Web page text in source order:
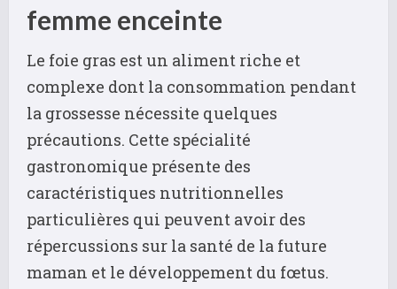
femme enceinte
Le foie gras est un aliment riche et
complexe dont la consommation pendant
la grossesse nécessite quelques
précautions. Cette spécialité
gastronomique présente des
caractéristiques nutritionnelles
particulières qui peuvent avoir des
répercussions sur la santé de la future
maman et le développement du fœtus.